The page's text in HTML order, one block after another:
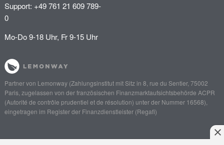
Support: +49 761 21 609 789-
0
Mo-Do 9-18 Uhr, Fr 9-15 Uhr
Partner von Lemonway(Zahlungsinstitut mit Sitz in 8, rue du Sentier, 75002
Paris, zugelassen von der französischen Finanzmarktaufsichtsbehörde ACPR
(Autorité de contrôle prudentiel et de résolution) unter der Nummer 16568),
eingetragen im Register der Finanzdienstleister (Regafi)